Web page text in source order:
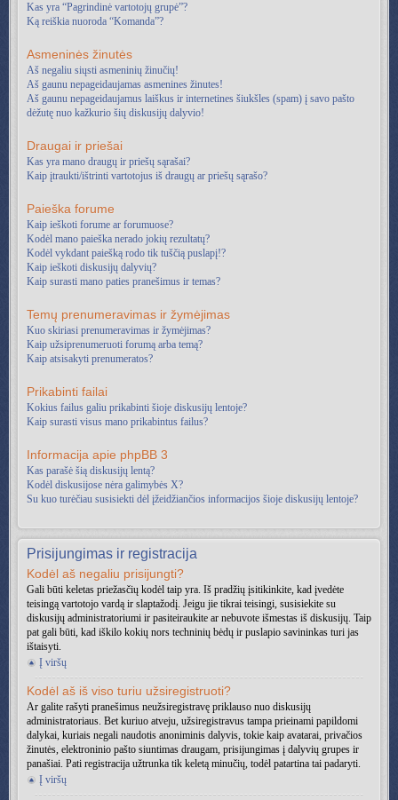
Kas yra “Pagrindinė vartotojų grupė”?
Ką reiškia nuoroda “Komanda”?
Asmeninės žinutės
Aš negaliu siųsti asmeninių žinučių!
Aš gaunu nepageidaujamas asmenines žinutes!
Aš gaunu nepageidaujamus laiškus ir internetines šiukšles (spam) į savo pašto
dėžutę nuo kažkurio šių diskusijų dalyvio!
Draugai ir priešai
Kas yra mano draugų ir priešų sąrašai?
Kaip įtraukti/ištrinti vartotojus iš draugų ar priešų sąrašo?
Paieška forume
Kaip ieškoti forume ar forumuose?
Kodėl mano paieška nerado jokių rezultatų?
Kodėl vykdant paiešką rodo tik tuščią puslapį!?
Kaip ieškoti diskusijų dalyvių?
Kaip surasti mano paties pranešimus ir temas?
Temų prenumeravimas ir žymėjimas
Kuo skiriasi prenumeravimas ir žymėjimas?
Kaip užsiprenumeruoti forumą arba temą?
Kaip atsisakyti prenumeratos?
Prikabinti failai
Kokius failus galiu prikabinti šioje diskusijų lentoje?
Kaip surasti visus mano prikabintus failus?
Informacija apie phpBB 3
Kas parašė šią diskusijų lentą?
Kodėl diskusijose nėra galimybės X?
Su kuo turėčiau susisiekti dėl įžeidžiančios informacijos šioje diskusijų lentoje?
Prisijungimas ir registracija
Kodėl aš negaliu prisijungti?
Gali būti keletas priežasčių kodėl taip yra. Iš pradžių įsitikinkite, kad įvedėte
teisingą vartotojo vardą ir slaptažodį. Jeigu jie tikrai teisingi, susisiekite su
diskusijų administratoriumi ir pasiteiraukite ar nebuvote išmestas iš diskusijų. Taip
pat gali būti, kad iškilo kokių nors techninių bėdų ir puslapio savininkas turi jas
ištaisyti.
Į viršų
Kodėl aš iš viso turiu užsiregistruoti?
Ar galite rašyti pranešimus neužsiregistravę priklauso nuo diskusijų
administratoriaus. Bet kuriuo atveju, užsiregistravus tampa prieinami papildomi
dalykai, kuriais negali naudotis anoniminis dalyvis, tokie kaip avatarai, privačios
žinutės, elektroninio pašto siuntimas draugam, prisijungimas į dalyvių grupes ir
panašiai. Pati registracija užtrunka tik keletą minučių, todėl patartina tai padaryti.
Į viršų